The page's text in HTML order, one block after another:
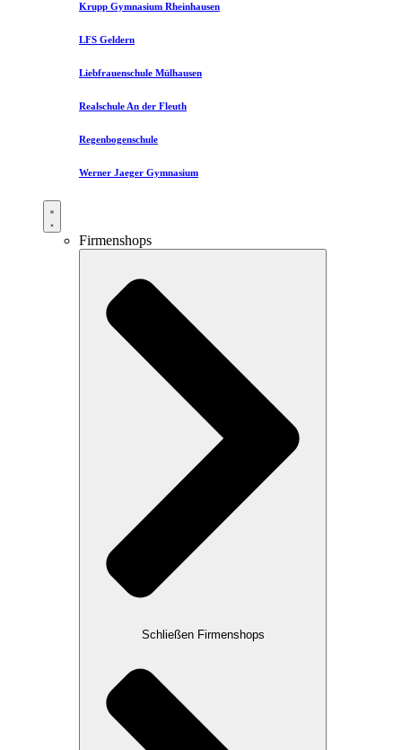
Krupp Gymnasium Rheinhausen
LFS Geldern
Liebfrauenschule Mülhausen​
Realschule An der Fleuth
Regenbogenschule
Werner Jaeger Gymnasium
Firmenshops
Schließen Firmenshops